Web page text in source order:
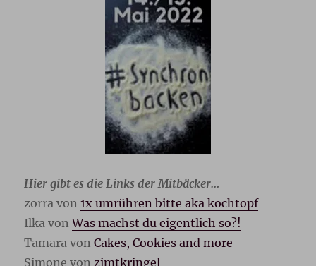
Hier gibt es die Links der Mitbäcker…
zorra von1x umrühren bitte aka kochtopf
Ilka vonWas machst du eigentlich so?!
Tamara vonCakes, Cookies and more
Simone von zimtkringel